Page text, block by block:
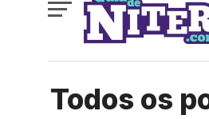
Todos os